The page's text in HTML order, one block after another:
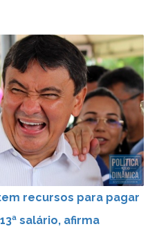
recursos para pagar
salário, afirma